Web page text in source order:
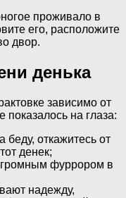
проживало в
его, расположите
двор.
денька
зависимо от
показалось на глаза:
беду, откажитесь от
денек;
фуррором в
надежду,